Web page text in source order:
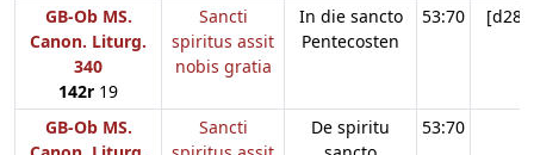
GB-Ob MS.
Canon. Liturg.
340
142r 19
Sancti
spiritus assit
nobis gratia
In die sancto
Pentecosten
53:70 [d28]
GB-Ob MS.
Sancti
De spiritu
53:70